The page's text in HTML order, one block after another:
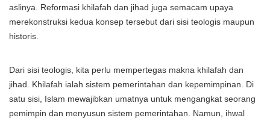
aslinya. Reformasi khilafah dan jihad juga semacam upaya
merekonstruksi kedua konsep tersebut dari sisi teologis maupun
historis.
Dari sisi teologis, kita perlu mempertegas makna khilafah dan
jihad. Khilafah ialah sistem pemerintahan dan kepemimpinan. Di
satu sisi, Islam mewajibkan umatnya untuk mengangkat seorang
pemimpin dan menyusun sistem pemerintahan. Namun, ihwal